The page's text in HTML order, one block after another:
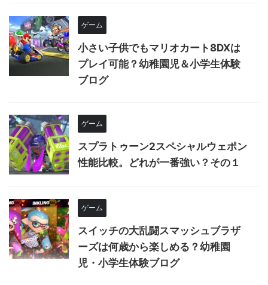
ゲーム
小さい子供でもマリオカート8DXは
プレイ可能？幼稚園児＆小学生体験
ブログ
ゲーム
スプラトゥーン2スペシャルウェポン
性能比較。どれが一番強い？その１
ゲーム
スイッチの大乱闘スマッシュブラザ
ーズは何歳から楽しめる？幼稚園
児・小学生体験ブログ